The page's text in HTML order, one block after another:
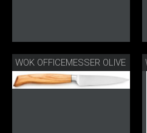
WOK OFFICEMESSER OLIVE